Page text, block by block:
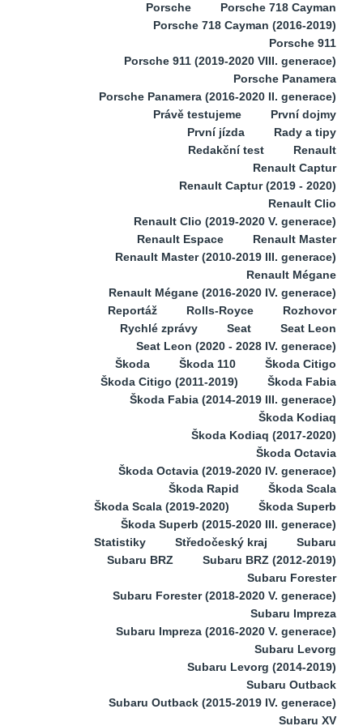
Porsche
Porsche 718 Cayman
Porsche 718 Cayman (2016-2019)
Porsche 911
Porsche 911 (2019-2020 VIII. generace)
Porsche Panamera
Porsche Panamera (2016-2020 II. generace)
Právě testujeme
První dojmy
První jízda
Rady a tipy
Redakční test
Renault
Renault Captur
Renault Captur (2019 - 2020)
Renault Clio
Renault Clio (2019-2020 V. generace)
Renault Espace
Renault Master
Renault Master (2010-2019 III. generace)
Renault Mégane
Renault Mégane (2016-2020 IV. generace)
Reportáž
Rolls-Royce
Rozhovor
Rychlé zprávy
Seat
Seat Leon
Seat Leon (2020 - 2028 IV. generace)
Škoda
Škoda 110
Škoda Citigo
Škoda Citigo (2011-2019)
Škoda Fabia
Škoda Fabia (2014-2019 III. generace)
Škoda Kodiaq
Škoda Kodiaq (2017-2020)
Škoda Octavia
Škoda Octavia (2019-2020 IV. generace)
Škoda Rapid
Škoda Scala
Škoda Scala (2019-2020)
Škoda Superb
Škoda Superb (2015-2020 III. generace)
Statistiky
Středočeský kraj
Subaru
Subaru BRZ
Subaru BRZ (2012-2019)
Subaru Forester
Subaru Forester (2018-2020 V. generace)
Subaru Impreza
Subaru Impreza (2016-2020 V. generace)
Subaru Levorg
Subaru Levorg (2014-2019)
Subaru Outback
Subaru Outback (2015-2019 IV. generace)
Subaru XV